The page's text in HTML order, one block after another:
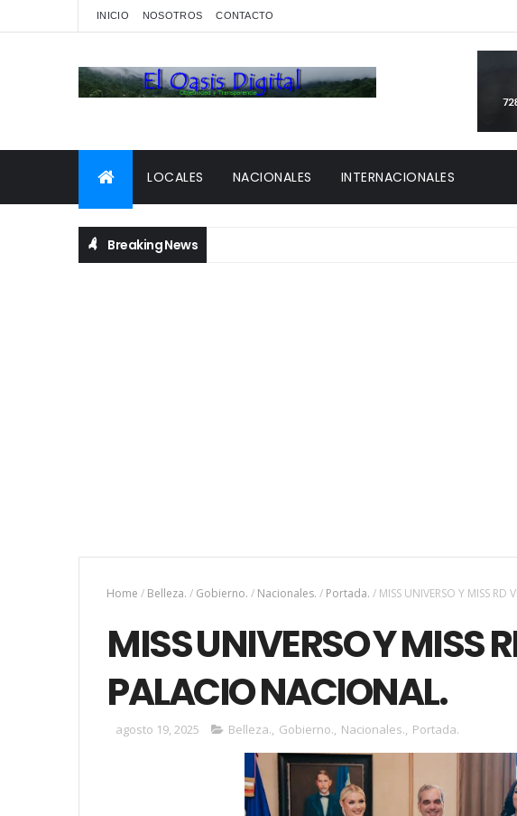
INICIO NOSOTROS CONTACTO
LOCALES NACIONALES INTERNACIONALES
Breaking News
Home / Belleza. / Gobierno. / Nacionales. / Portada. / MISS UNIVERSO Y MISS
MISS UNIVERSO Y MISS
PALACIO NACIONAL.
agosto 19, 2025 Belleza., Gobierno., Nacionales., Portada.